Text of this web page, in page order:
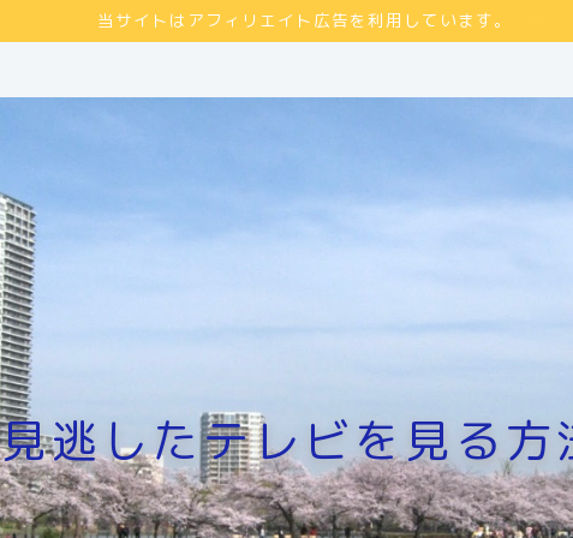
当サイトはアフィリエイト広告を利用しています。
見逃したテレビを見る方